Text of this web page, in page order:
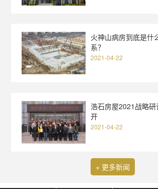
火神山病房到底是什
系？
2021-04-22
浩石房屋2021战略
开
2021-04-22
+ 更多新闻